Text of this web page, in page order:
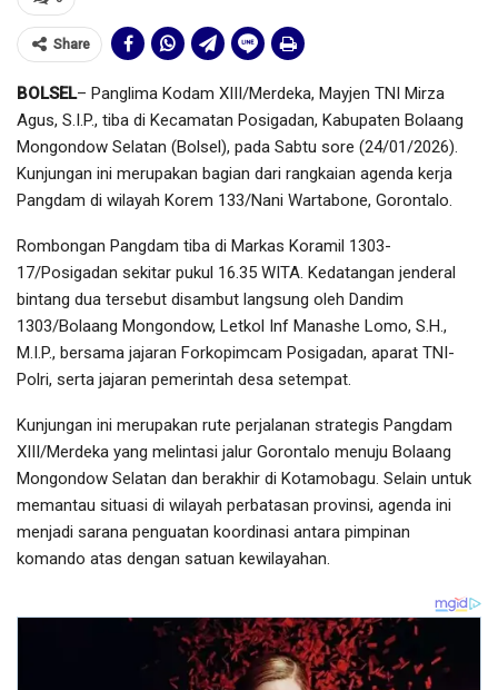
Share
BOLSEL– Panglima Kodam XIII/Merdeka, Mayjen TNI Mirza
Agus, S.I.P., tiba di Kecamatan Posigadan, Kabupaten Bolaang
Mongondow Selatan (Bolsel), pada Sabtu sore (24/01/2026).
Kunjungan ini merupakan bagian dari rangkaian agenda kerja
Pangdam di wilayah Korem 133/Nani Wartabone, Gorontalo.
Rombongan Pangdam tiba di Markas Koramil 1303-
17/Posigadan sekitar pukul 16.35 WITA. Kedatangan jenderal
bintang dua tersebut disambut langsung oleh Dandim
1303/Bolaang Mongondow, Letkol Inf Manashe Lomo, S.H.,
M.I.P., bersama jajaran Forkopimcam Posigadan, aparat TNI-
Polri, serta jajaran pemerintah desa setempat.
Kunjungan ini merupakan rute perjalanan strategis Pangdam
XIII/Merdeka yang melintasi jalur Gorontalo menuju Bolaang
Mongondow Selatan dan berakhir di Kotamobagu. Selain untuk
memantau situasi di wilayah perbatasan provinsi, agenda ini
menjadi sarana penguatan koordinasi antara pimpinan
komando atas dengan satuan kewilayahan.